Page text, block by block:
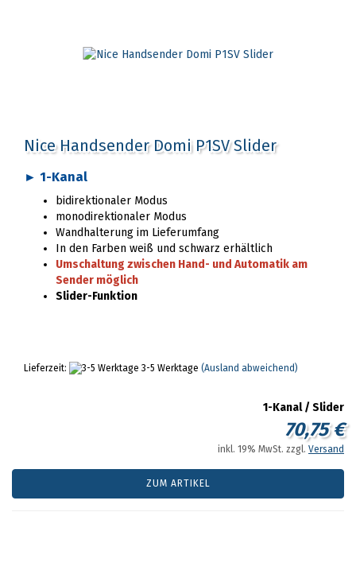
Nice Handsender Domi P1SV Slider
► 1-Kanal
bidirektionaler Modus
monodirektionaler Modus
Wandhalterung im Lieferumfang
In den Farben weiß und schwarz erhältlich
Umschaltung zwischen Hand- und Automatik am
Sender möglich
Slider-Funktion
Lieferzeit: 3-5 Werktage (Ausland abweichend)
1-Kanal / Slider
70,75 €
inkl. 19% MwSt. zzgl. Versand
ZUM ARTIKEL